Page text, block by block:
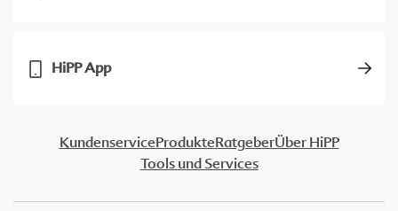
HiPP App
KundenserviceProdukteRatgeberÜber HiPP
Tools und Services